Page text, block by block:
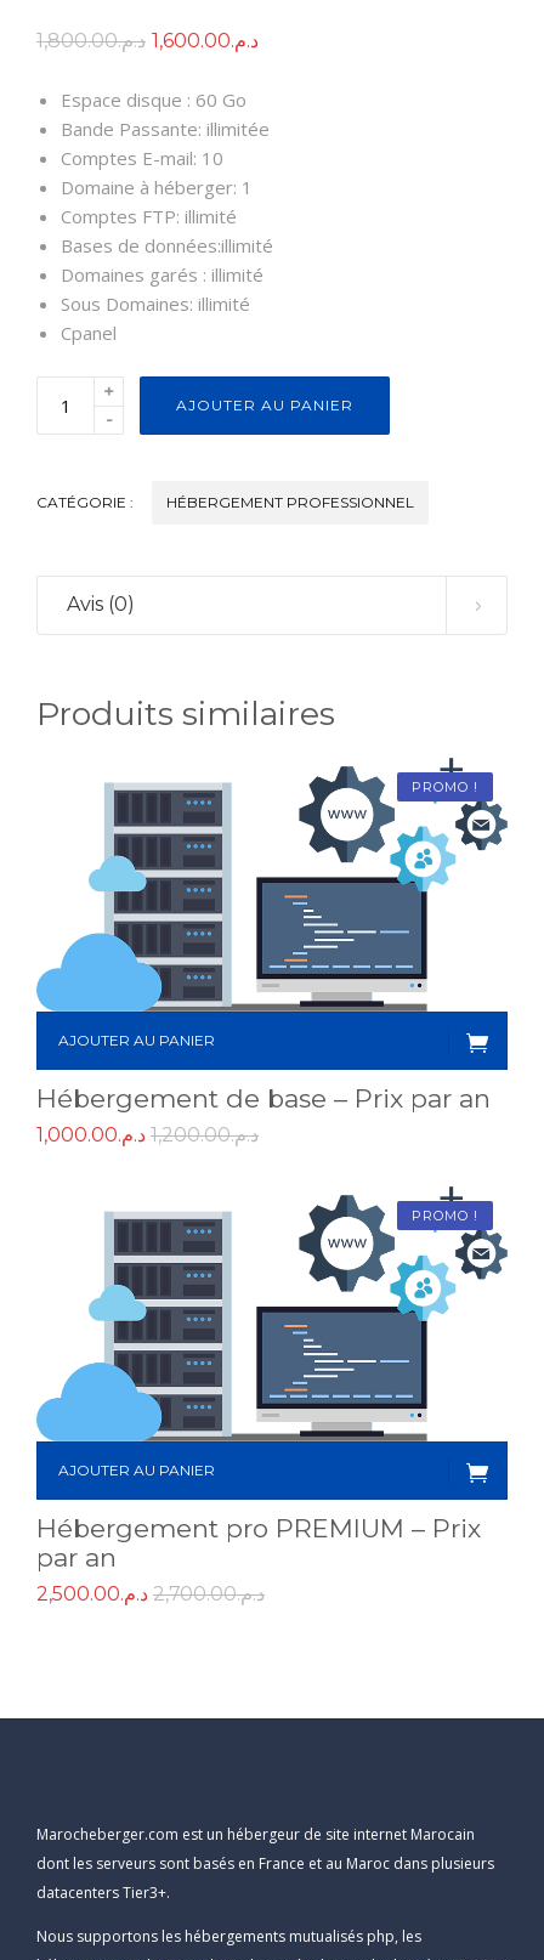
د.م.1,800.00 د.م.1,600.00
Espace disque : 60 Go
Bande Passante: illimitée
Comptes E-mail: 10
Domaine à héberger: 1
Comptes FTP: illimité
Bases de données:illimité
Domaines garés : illimité
Sous Domaines: illimité
Cpanel
+
-
AJOUTER AU PANIER
CATÉGORIE : HÉBERGEMENT PROFESSIONNEL
Avis (0)
Produits similaires
PROMO !
AJOUTER AU PANIER
Hébergement de base – Prix par an
د.م.1,200.00 د.م.1,000.00
PROMO !
AJOUTER AU PANIER
Hébergement pro PREMIUM – Prix
par an
د.م.2,700.00 د.م.2,500.00
Marocheberger.com est un hébergeur de site internet Marocain
dont les serveurs sont basés en France et au Maroc dans plusieurs
datacenters Tier3+.
Nous supportons les hébergements mutualisés php, les